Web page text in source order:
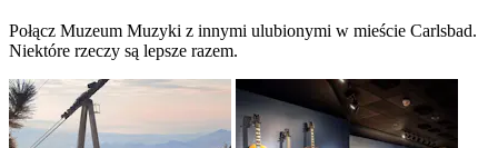
Połącz Muzeum Muzyki z innymi ulubionymi w mieście Carlsbad.
Niektóre rzeczy są lepsze razem.